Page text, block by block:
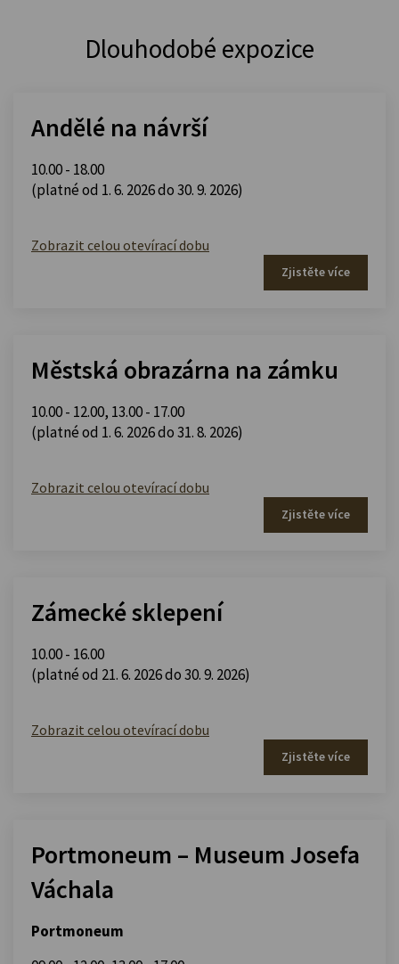
Dlouhodobé expozice
Andělé na návrší
10.00 - 18.00
(platné od 1. 6. 2026 do 30. 9. 2026)
Zobrazit celou otevírací dobu
Zjistěte více
Městská obrazárna na zámku
10.00 - 12.00, 13.00 - 17.00
(platné od 1. 6. 2026 do 31. 8. 2026)
Zobrazit celou otevírací dobu
Zjistěte více
Zámecké sklepení
10.00 - 16.00
(platné od 21. 6. 2026 do 30. 9. 2026)
Zobrazit celou otevírací dobu
Zjistěte více
Portmoneum – Museum Josefa
Váchala
Portmoneum